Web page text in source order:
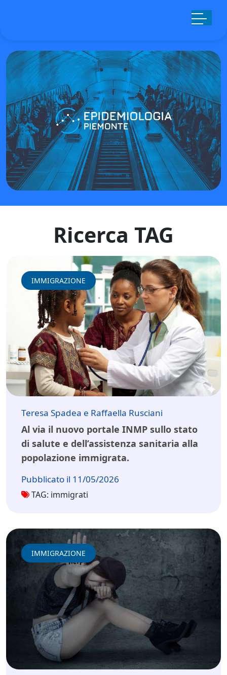
Ricerca TAG
IMMIGRAZIONE
Teresa Spadea e Raffaella Rusciani
Al via il nuovo portale INMP sullo stato
di salute e dell’assistenza sanitaria alla
popolazione immigrata.
Pubblicato il 11/05/2026
TAG: immigrati
IMMIGRAZIONE